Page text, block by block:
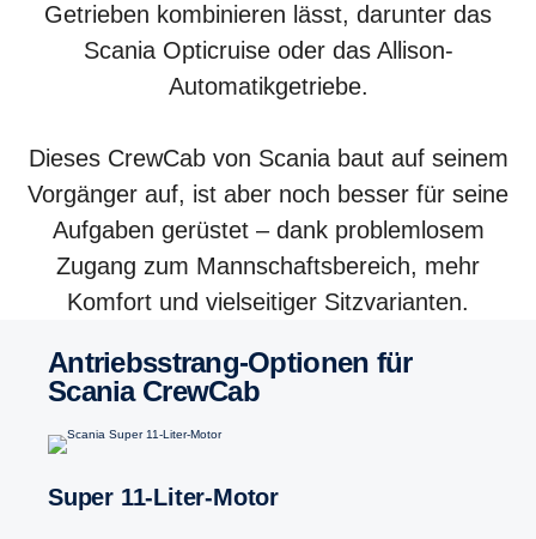
Getrieben kombinieren lässt, darunter das
Scania Opticruise oder das Allison-
Automatikgetriebe.
Dieses CrewCab von Scania baut auf seinem
Vorgänger auf, ist aber noch besser für seine
Aufgaben gerüstet – dank problemlosem
Zugang zum Mannschaftsbereich, mehr
Komfort und vielseitiger Sitzvarianten.
Antriebsstrang-​Optionen für
Scania CrewCab
Super 11-​Liter-Motor